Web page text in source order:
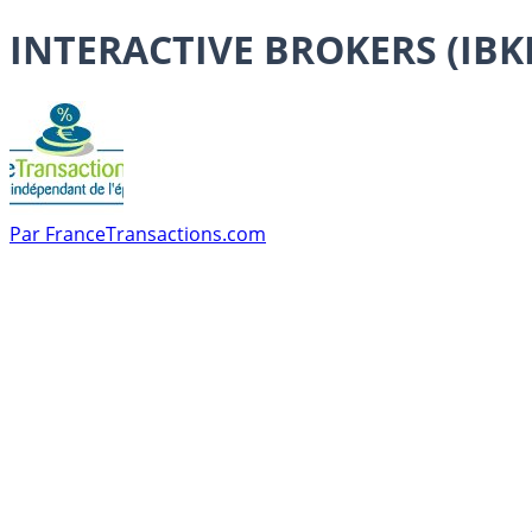
INTERACTIVE BROKERS
Par FranceTransactions.com